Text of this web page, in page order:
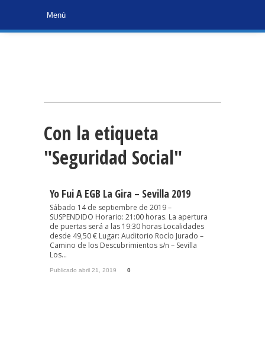
Con la etiqueta
"Seguridad Social"
Yo Fui A EGB La Gira – Sevilla 2019
Sábado 14 de septiembre de 2019 –
SUSPENDIDO Horario: 21:00 horas. La apertura
de puertas será a las 19:30 horas Localidades
desde 49,50 € Lugar: Auditorio Rocío Jurado –
Camino de los Descubrimientos s/n – Sevilla
Los...
Publicado abril 21, 2019 0